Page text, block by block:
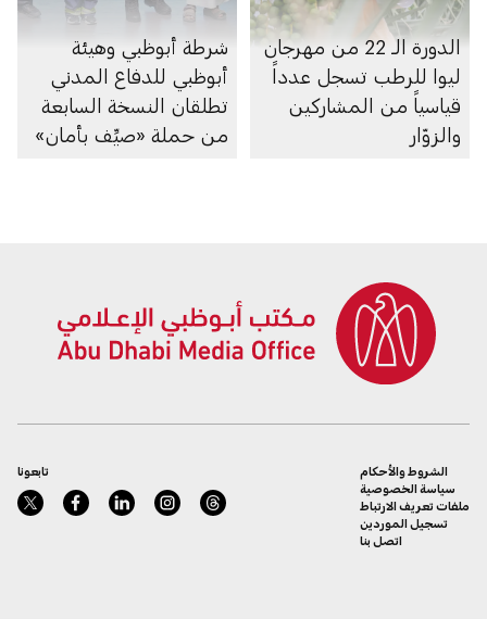
الدورة الـ 22 من مهرجان
ليوا للرطب تسجل عدداً
قياسياً من المشاركين
والزوّار
شرطة أبوظبي وهيئة
أبوظبي للدفاع المدني
تطلقان النسخة السابعة
من حملة «صيِّف بأمان»
تابعونا
الشروط والأحكام
سياسة الخصوصية
ملفات تعريف الارتباط
تسجيل الموردين
اتصل بنا